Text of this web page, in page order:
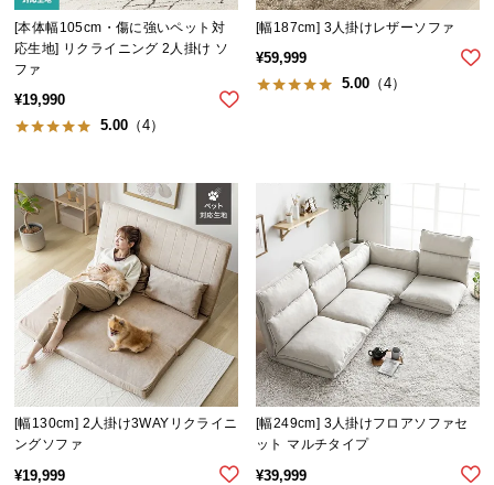
[本体幅105cm・傷に強いペット対
応生地] リクライニング 2人掛け ソ
ファ
¥19,990
5.00 （4）
[幅187cm] 3人掛けレザーソファ
¥59,999
5.00 （4）
[幅130cm] 2人掛け3WAYリクライニ
ングソファ
¥19,999
[幅249cm] 3人掛けフロアソファセ
ット マルチタイプ
¥39,999